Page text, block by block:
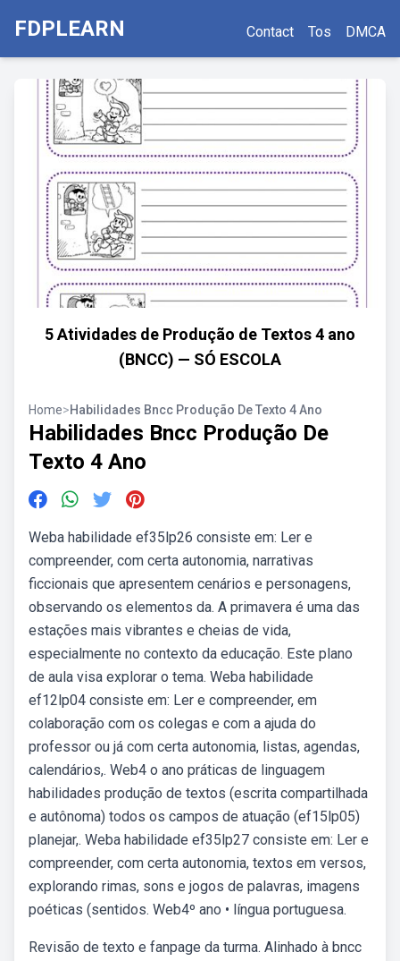
FDPLEARN Contact Tos DMCA
5 Atividades de Produção de Textos 4 ano
(BNCC) — SÓ ESCOLA
Home>Habilidades Bncc Produção De Texto 4 Ano
Habilidades Bncc Produção De
Texto 4 Ano
Weba habilidade ef35lp26 consiste em: Ler e
compreender, com certa autonomia, narrativas
ficcionais que apresentem cenários e personagens,
observando os elementos da. A primavera é uma das
estações mais vibrantes e cheias de vida,
especialmente no contexto da educação. Este plano
de aula visa explorar o tema. Weba habilidade
ef12lp04 consiste em: Ler e compreender, em
colaboração com os colegas e com a ajuda do
professor ou já com certa autonomia, listas, agendas,
calendários,. Web4 o ano práticas de linguagem
habilidades produção de textos (escrita compartilhada
e autônoma) todos os campos de atuação (ef15lp05)
planejar,. Weba habilidade ef35lp27 consiste em: Ler e
compreender, com certa autonomia, textos em versos,
explorando rimas, sons e jogos de palavras, imagens
poéticas (sentidos. Web4º ano • língua portuguesa.
Revisão de texto e fanpage da turma. Alinhado à bncc